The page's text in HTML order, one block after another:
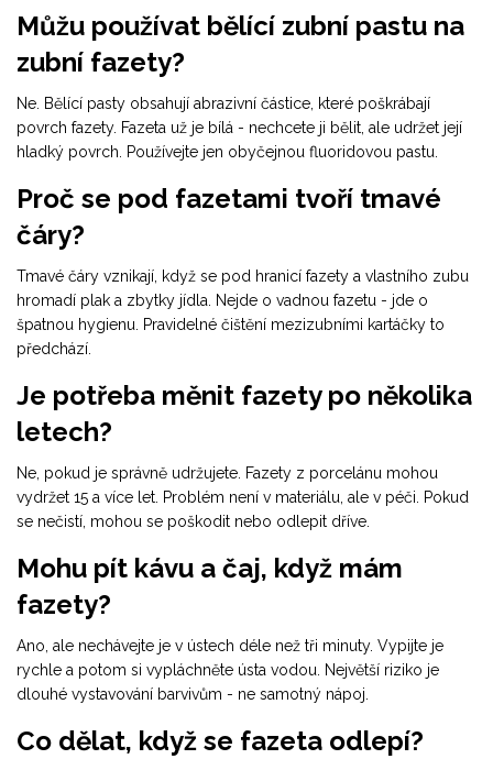
Můžu používat bělící zubní pastu na
zubní fazety?
Ne. Bělící pasty obsahují abrazivní částice, které poškrábají
povrch fazety. Fazeta už je bílá - nechcete ji bělit, ale udržet její
hladký povrch. Používejte jen obyčejnou fluoridovou pastu.
Proč se pod fazetami tvoří tmavé
čáry?
Tmavé čáry vznikají, když se pod hranicí fazety a vlastního zubu
hromadí plak a zbytky jídla. Nejde o vadnou fazetu - jde o
špatnou hygienu. Pravidelné čištění mezizubními kartáčky to
předchází.
Je potřeba měnit fazety po několika
letech?
Ne, pokud je správně udržujete. Fazety z porcelánu mohou
vydržet 15 a více let. Problém není v materiálu, ale v péči. Pokud
se nečistí, mohou se poškodit nebo odlepit dříve.
Mohu pít kávu a čaj, když mám
fazety?
Ano, ale nechávejte je v ústech déle než tři minuty. Vypijte je
rychle a potom si vypláchněte ústa vodou. Největší riziko je
dlouhé vystavování barvivům - ne samotný nápoj.
Co dělat, když se fazeta odlepí?